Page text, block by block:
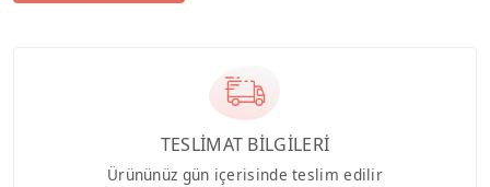
TESLİMAT BİLGİLERİ
Ürününüz gün içerisinde teslim edilir